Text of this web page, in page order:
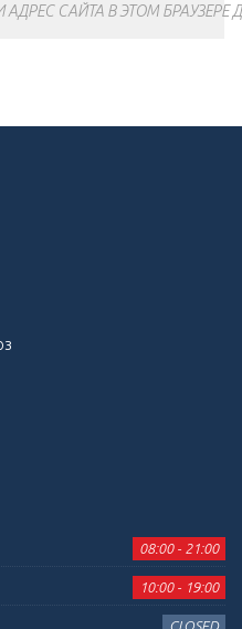
АДРЕС САЙТА В ЭТОМ
08:00 - 21:00
10:00 - 19:00